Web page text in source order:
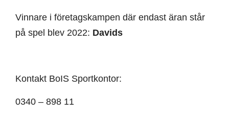
Vinnare i företagskampen där endast äran står
på spel blev 2022: Davids
Kontakt BoIS Sportkontor:
0340 – 898 11